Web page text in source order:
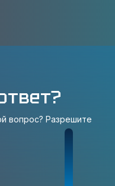
вопрос? Разрешите